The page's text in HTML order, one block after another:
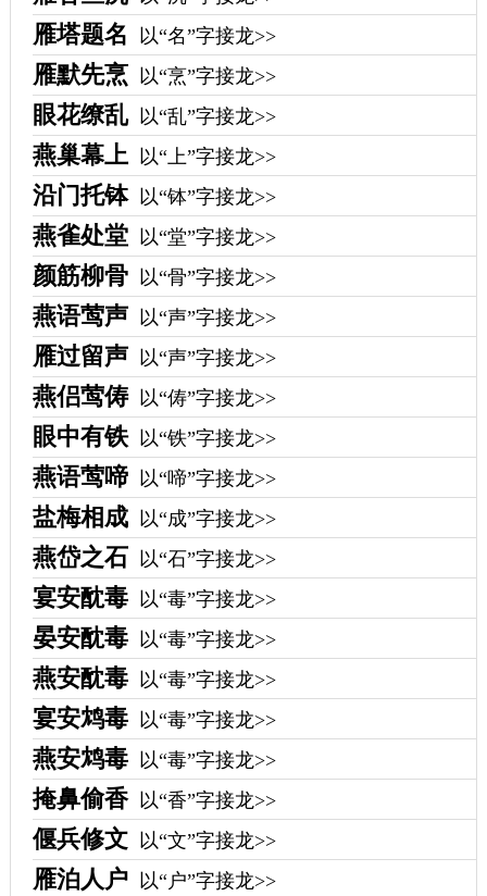
雁塔题名 以“名”字接龙>>
雁默先烹 以“烹”字接龙>>
眼花缭乱 以“乱”字接龙>>
燕巢幕上 以“上”字接龙>>
沿门托钵 以“钵”字接龙>>
燕雀处堂 以“堂”字接龙>>
颜筋柳骨 以“骨”字接龙>>
燕语莺声 以“声”字接龙>>
雁过留声 以“声”字接龙>>
燕侣莺俦 以“俦”字接龙>>
眼中有铁 以“铁”字接龙>>
燕语莺啼 以“啼”字接龙>>
盐梅相成 以“成”字接龙>>
燕岱之石 以“石”字接龙>>
宴安酖毒 以“毒”字接龙>>
晏安酖毒 以“毒”字接龙>>
燕安酖毒 以“毒”字接龙>>
宴安鸩毒 以“毒”字接龙>>
燕安鸩毒 以“毒”字接龙>>
掩鼻偷香 以“香”字接龙>>
偃兵修文 以“文”字接龙>>
雁泊人户 以“户”字接龙>>